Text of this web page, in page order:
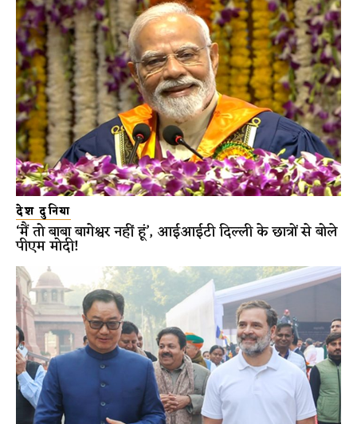
देश दुनिया
‘मैं तो बाबा बागेश्वर नहीं हूं’, आईआईटी दिल्ली के छात्रों से बोले
पीएम मोदी!